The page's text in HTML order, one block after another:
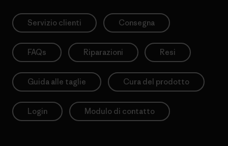
Servizio clienti Consegna
FAQs Riparazioni Resi
Guida alle taglie Cura del prodotto
Login Modulo di contatto